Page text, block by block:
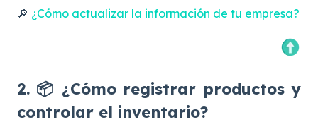
🔎 ¿Cómo actualizar la información de tu empresa?
2. 📦 ¿Cómo registrar productos y
controlar el inventario?